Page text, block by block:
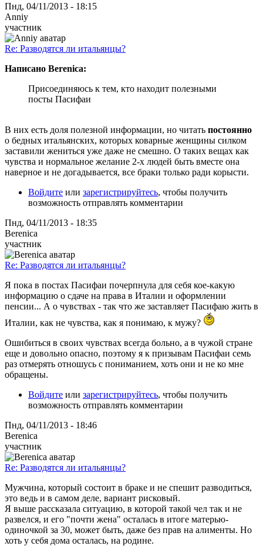
Пнд, 04/11/2013 - 18:15
Anniy
участник
Re: Разводятся ли итальянцы?
Написано Berenica:
Присоединяюсь к тем, кто находит полезными
посты Пасифаи
В них есть доля полезной информации, но читать постоянно
о бедных итальянских, которых коварные женщины силком
заставили жениться уже даже не смешно. О таких вещах как
чувства и нормальное желание 2-х людей быть вместе она
наверное и не догадывается, все браки только ради корысти.
Войдите или зарегистрируйтесь, чтобы получить
возможность отправлять комментарии
Пнд, 04/11/2013 - 18:35
Berenica
участник
Re: Разводятся ли итальянцы?
Я пока в постах Пасифаи почерпнула для себя кое-какую
информацию о сдаче на права в Италии и оформлении
пенсии... А о чувствах - так что же заставляет Пасифаю жить в
Италии, как не чувства, как я понимаю, к мужу?
Ошибиться в своих чувствах всегда больно, а в чужой стране
еще и довольно опасно, поэтому я к призывам Пасифаи семь
раз отмерять отношусь с пониманием, хоть они и не ко мне
обращены.
Войдите или зарегистрируйтесь, чтобы получить
возможность отправлять комментарии
Пнд, 04/11/2013 - 18:46
Berenica
участник
Re: Разводятся ли итальянцы?
Мужчина, который состоит в браке и не спешит разводиться,
это ведь и в самом деле, вариант рисковый.
Я выше рассказала ситуацию, в которой такой чел так и не
развелся, и его "почти жена" осталась в итоге матерью-
одиночкой за 30, может быть, даже без прав на алименты. Но
хоть у себя дома осталась, на родине.